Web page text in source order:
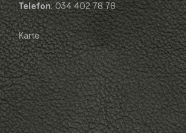
Telefon: 034 402 78 78
Karte